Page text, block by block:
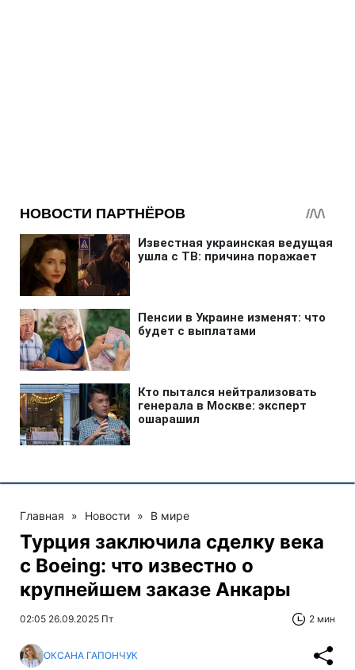
Главная » Новости » В мире
Турция заключила сделку века
с Boeing: что известно о
крупнейшем заказе Анкары
02:05 26.09.2025 Пт 2 мин
ОКСАНА ГАПОНЧУК